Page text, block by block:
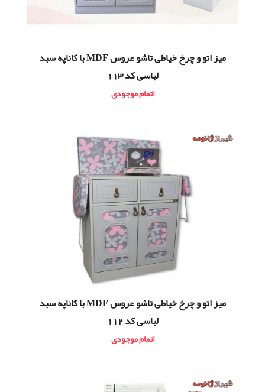
ميز اتو و چرخ خیاطی تاشو عروس MDF با کاناپه سبد
لباسی کد 113
اتمام موجودی
ميز اتو و چرخ خیاطی تاشو عروس MDF با کاناپه سبد
لباسی کد 112
اتمام موجودی